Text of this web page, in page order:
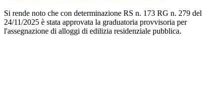
Si rende noto che con determinazione RS n. 173 RG n. 279 del
24/11/2025 è stata approvata la graduatoria provvisoria per
l'assegnazione di alloggi di edilizia residenziale pubblica.